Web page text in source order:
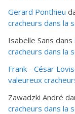
Gerard Ponthieu
cracheurs dans la
Isabelle Sans dans
cracheurs dans la
Frank - César
valeureux
Zawadzki André
cracheurs dans la